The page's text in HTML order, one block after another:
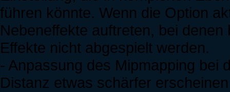
führen könnte. Wenn die Option
Nebeneffekte auftreten, bei
Effekte nicht abgespielt werden.
- Anpassung des Mipmapping bei
Distanz etwas schärfer